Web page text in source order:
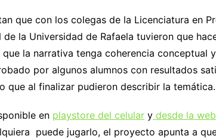
que con los colegas de la Licenciatura en
la Universidad de Rafaela tuvieron que
la narrativa tenga coherencia conceptual
por algunos alumnos con resultados
que al finalizar pudieron describir la temática.
en playstore del celular y desde la
puede jugarlo, el proyecto apunta a